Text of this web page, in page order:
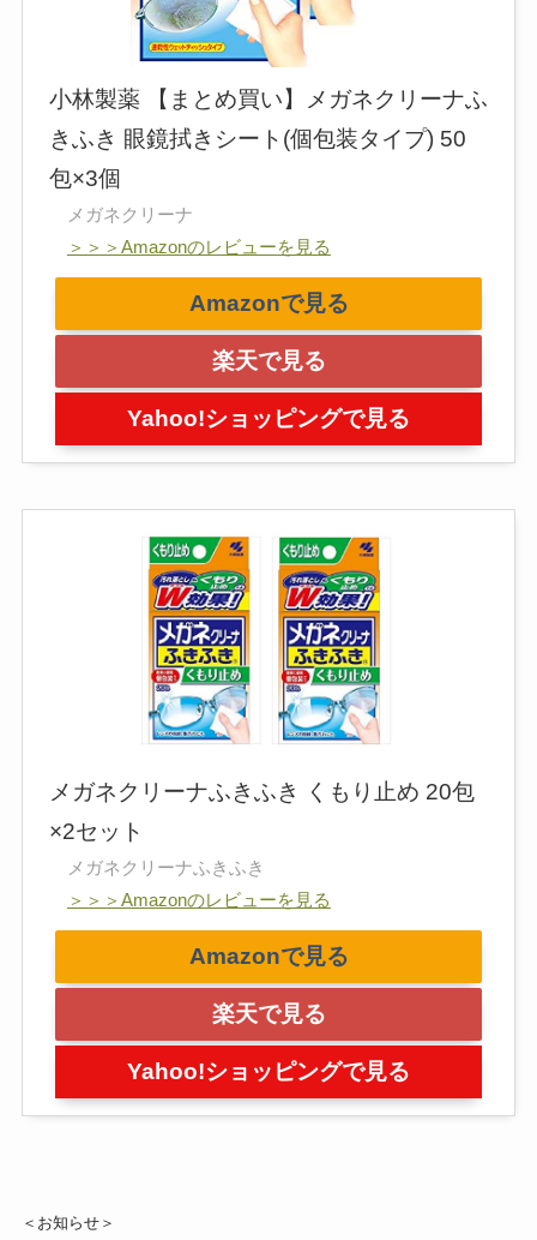
小林製薬 【まとめ買い】メガネクリーナふ
きふき 眼鏡拭きシート(個包装タイプ) 50
包×3個
メガネクリーナ
＞＞＞Amazonのレビューを見る
Amazonで見る
楽天で見る
Yahoo!ショッピングで見る
メガネクリーナふきふき くもり止め 20包
×2セット
メガネクリーナふきふき
＞＞＞Amazonのレビューを見る
Amazonで見る
楽天で見る
Yahoo!ショッピングで見る
＜お知らせ＞